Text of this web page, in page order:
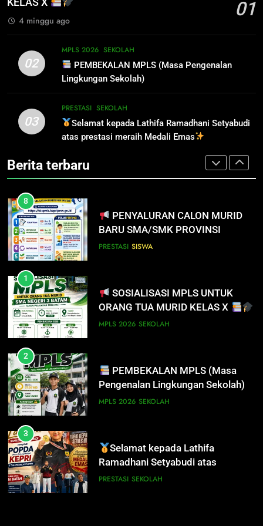
INFO PENTING UNTUK
PENDAFTAR SPMB 2026 KEPRI
PRESTASI SISWA
8
PENYALURAN CALON MURID
BARU SMA/SMK PROVINSI
01
4 minggu ago
02
MPLS 2026 SEKOLAH
PEMBEKALAN MPLS (Masa Pengenalan
Lingkungan Sekolah)
03
PRESTASI SEKOLAH
Selamat kepada Lathifa Ramadhani Setyabudi
atas prestasi meraih Medali Emas
Berita terbaru
INFO PENTING – JANGAN
LUPA LAPOR DIRI!
SISWA SPMB
7
INFO PENTING UNTUK
PENDAFTAR SPMB 2026 KEPRI
8
PENYALURAN CALON MURID
BARU SMA/SMK PROVINSI
KEPULAUAN RIAU 2026
PRESTASI SISWA
1
SOSIALISASI MPLS UNTUK
ORANG TUA MURID KELAS X
MPLS 2026 SEKOLAH
2
PEMBEKALAN MPLS (Masa
Pengenalan Lingkungan Sekolah)
MPLS 2026 SEKOLAH
3
Selamat kepada Lathifa
Ramadhani Setyabudi atas
prestasi meraih Medali Emas
PRESTASI SEKOLAH